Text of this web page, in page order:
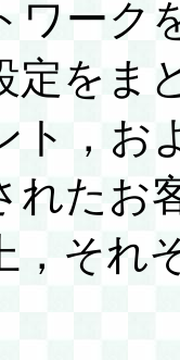
ワーク
定をま
ト，お
れたお
，それ